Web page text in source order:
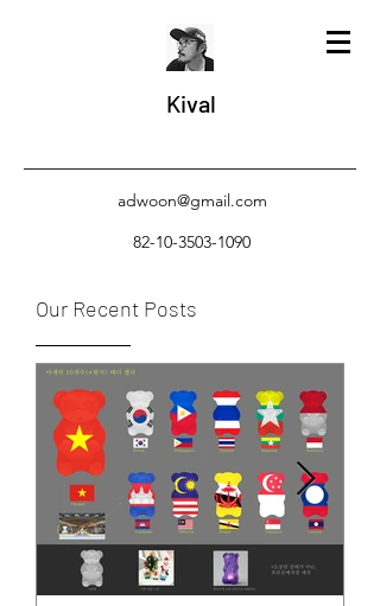
Kival
adwoon@gmail.com
82-10-3503-1090
Our Recent Posts